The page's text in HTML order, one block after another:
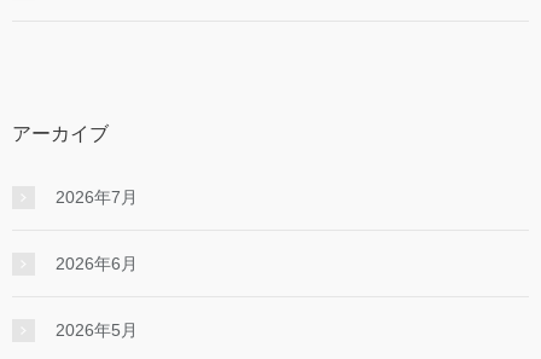
アーカイブ
2026年7月
2026年6月
2026年5月